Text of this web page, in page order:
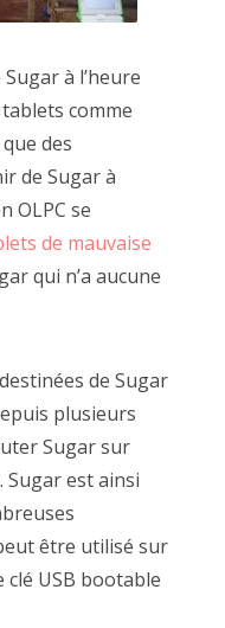
à l’heure
comme
des
de Sugar à
OLPC se
de mauvaise
qui n’a aucune
de Sugar
plusieurs
Sugar sur
Sugar est ainsi
être utilisé sur
clé USB bootable